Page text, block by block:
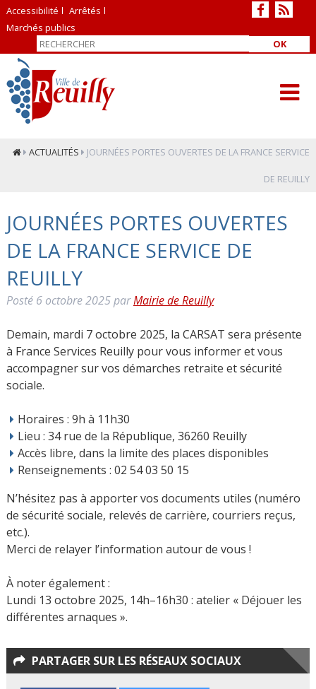
Accessibilité
Arrêtés
Marchés publics
OK
ACTUALITÉS JOURNÉES PORTES OUVERTES DE LA FRANCE SERVICE
DE REUILLY
JOURNÉES PORTES OUVERTES
DE LA FRANCE SERVICE DE
REUILLY
Posté 6 octobre 2025parMairie de Reuilly
Demain, mardi 7 octobre 2025, la CARSAT sera présente
à France Services Reuilly pour vous informer et vous
accompagner sur vos démarches retraite et sécurité
sociale.
Horaires : 9h à 11h30
Lieu : 34 rue de la République, 36260 Reuilly
Accès libre, dans la limite des places disponibles
Renseignements : 02 54 03 50 15
N’hésitez pas à apporter vos documents utiles (numéro
de sécurité sociale, relevés de carrière, courriers reçus,
etc.).
Merci de relayer l’information autour de vous !
À noter également :
Lundi 13 octobre 2025, 14h–16h30 : atelier « Déjouer les
différentes arnaques ».
PARTAGER SUR LES RÉSEAUX SOCIAUX